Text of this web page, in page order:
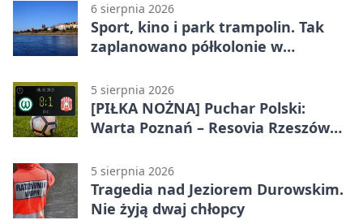
6 sierpnia 2026
Sport, kino i park trampolin. Tak
zaplanowano półkolonie w
5 sierpnia 2026
[PIŁKA NOŻNA] Puchar Polski:
Warta Poznań – Resovia Rzeszów
gospodarzy
5 sierpnia 2026
Tragedia nad Jeziorem Durowskim.
Nie żyją dwaj chłopcy